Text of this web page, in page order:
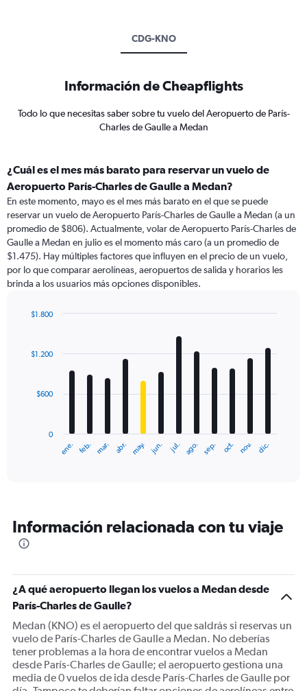
CDG-KNO
Información de Cheapflights
Todo lo que necesitas saber sobre tu vuelo del Aeropuerto de París-
Charles de Gaulle a Medan
¿Cuál es el mes más barato para reservar un vuelo de
Aeropuerto París-Charles de Gaulle a Medan?
En este momento, mayo es el mes más barato en el que se puede
reservar un vuelo de Aeropuerto París-Charles de Gaulle a Medan (a un
promedio de $806). Actualmente, volar de Aeropuerto París-Charles de
Gaulle a Medan en julio es el momento más caro (a un promedio de
$1.475). Hay múltiples factores que influyen en el precio de un vuelo,
por lo que comparar aerolíneas, aeropuertos de salida y horarios les
brinda a los usuarios más opciones disponibles.
with
12
The
categories.
The
Y
axis
displaying
values.
Range:
0
to
1800.
ene. feb. mar. abr. may. jun. jul. ago. sep. oct. nov. dic.
0
$600
$1.200
$1.800
Información relacionada con tu viaje
¿A qué aeropuerto llegan los vuelos a Medan desde
París-Charles de Gaulle?
Medan (KNO) es el aeropuerto del que saldrás si reservas un
vuelo de París-Charles de Gaulle a Medan. No deberías
tener problemas a la hora de encontrar vuelos a Medan
desde París-Charles de Gaulle; el aeropuerto gestiona una
media de 0 vuelos de ida desde París-Charles de Gaulle por